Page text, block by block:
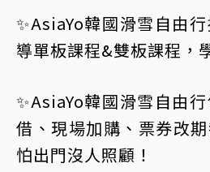
✨AsiaYo韓國滑雪自由
導單板課程&雙板課程，
✨AsiaYo韓國滑雪自由
借、現場加購、票券改
怕出門沒人照顧！